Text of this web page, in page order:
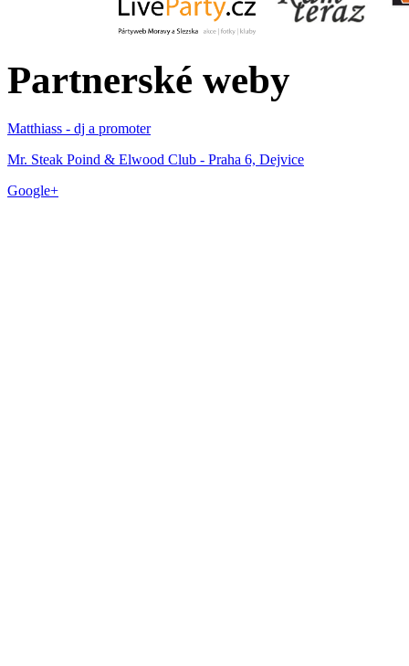
Partnerské weby
Matthiass - dj a promoter
Mr. Steak Poind & Elwood Club - Praha 6, Dejvice
Google+